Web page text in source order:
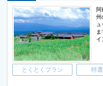
州
イ
とくとくプラン 特